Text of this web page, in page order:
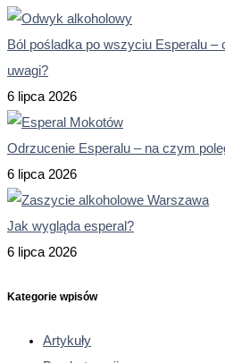
Ból pośladka po wszyciu Esperalu
uwagi?
6 lipca 2026
Odrzucenie Esperalu – na czym
6 lipca 2026
Jak wygląda esperal?
6 lipca 2026
Kategorie wpisów
Artykuły